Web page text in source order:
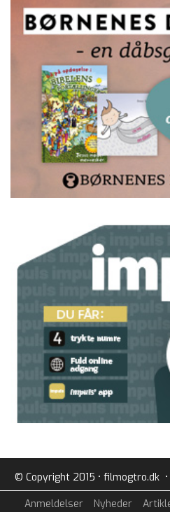
© Copyright 2015 • filmogtro.dk •
Anmeldelser Nyheder